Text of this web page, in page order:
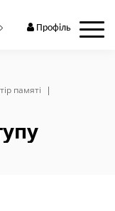
Профіль
памяті